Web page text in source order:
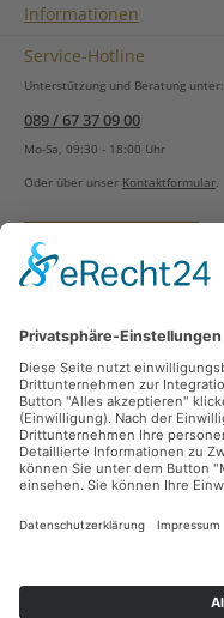
Informationen
Service-Hotline
Unterstützung und Beratung unter:
089 / 67 37 09 00
Mo-Sa, 09:30 - 18:00 Uhr
Oder über unser Kontaktformular
Vertrag widerrufen
Zahlungsarten
Sicher Einkaufen
Ladengeschäft
Newsletter